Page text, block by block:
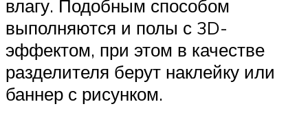
влагу. Подобным способом
выполняются и полы с 3D-
эффектом, при этом в качестве
разделителя берут наклейку или
баннер с рисунком.